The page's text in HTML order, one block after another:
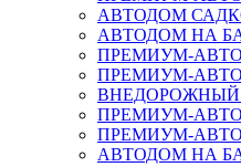
АВТОДОМ
АВТОДОМ НА
ПРЕМИУМ-
ПРЕМИУМ-
ВНЕДОРОЖНЫЙ
ПРЕМИУМ-
ПРЕМИУМ-
АВТОДОМ НА